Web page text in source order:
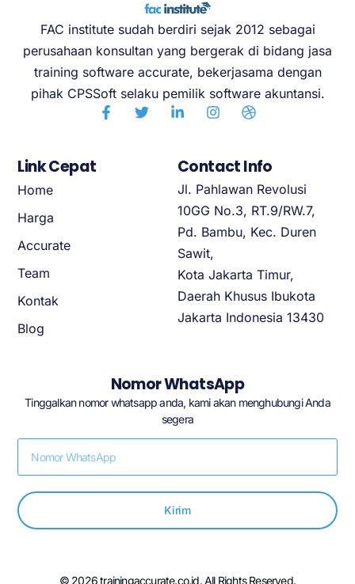
FAC institute sudah berdiri sejak 2012 sebagai
perusahaan konsultan yang bergerak di bidang jasa
training software accurate, bekerjasama dengan
pihak CPSSoft selaku pemilik software akuntansi.
Link Cepat
Home
Harga
Accurate
Team
Kontak
Blog
Contact Info
Jl. Pahlawan Revolusi
10GG No.3, RT.9/RW.7,
Pd. Bambu, Kec. Duren
Sawit,
Kota Jakarta Timur,
Daerah Khusus Ibukota
Jakarta Indonesia 13430
Nomor WhatsApp
Tinggalkan nomor whatsapp anda, kami akan menghubungi Anda
segera
Kirim
© 2026 trainingaccurate.co.id. All Rights Reserved.